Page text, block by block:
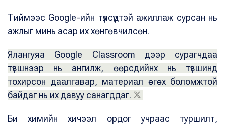
Тиймээс Google-ийн түүлсүүдтэй ажиллаж сурсан нь
ажлыг минь асар их хөнгөвчилсөн.
Ялангуяа Google Classroom дээр сурагчдаа
түвшнээр нь ангилж, өөрсдийнх нь түвшинд
тохирсон даалгавар, материал өгөх боломжтой
байдаг нь их давуу санагддаг.
Би химийн хичээл ордог учраас туршилт,